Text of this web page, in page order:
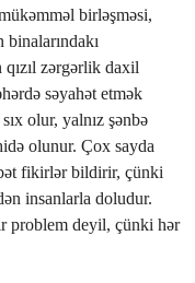
birləşməsi,
zərgərlik daxil
səyahət etmək
olur, yalnız şənbə
olunur. Çox sayda
fikirlər bildirir, çünki
insanlarla doludur.
problem deyil, çünki hər